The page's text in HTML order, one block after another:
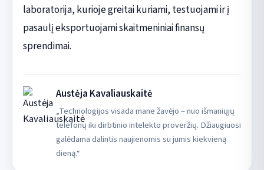
laboratorija, kurioje greitai kuriami, testuojami ir į
pasaulį eksportuojami skaitmeniniai finansų
sprendimai.
Austėja Kavaliauskaitė
„Technologijos visada mane žavėjo – nuo išmaniųjų
telefonų iki dirbtinio intelekto proveržių. Džiaugiuosi
galėdama dalintis naujienomis su jumis kiekvieną
dieną.“